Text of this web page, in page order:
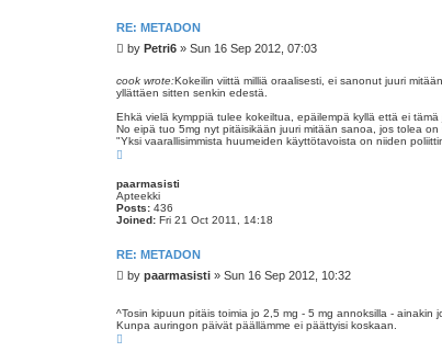
RE: METADON
P
s
t
by Petri6 » Sun 16 Sep 2012, 07:03
cook wrote:Kokeilin viittä milliä oraalisesti, ei sanonut juuri
yllättäen sitten senkin edestä.
Ehkä vielä kymppiä tulee kokeiltua, epäilempä kyllä että ei
No eipä tuo 5mg nyt pitäisikään juuri mitään sanoa, jos tolea
"Yksi vaarallisimmista huumeiden käyttötavoista on niiden
paarmasisti
Apteekki
Posts: 436
Joined: Fri 21 Oct 2011, 14:18
RE: METADON
P
t
by paarmasisti » Sun 16 Sep 2012, 10:32
^Tosin kipuun pitäis toimia jo 2,5 mg - 5 mg annoksilla - ainakin
Kunpa auringon päivät päällämme ei päättyisi koskaan.